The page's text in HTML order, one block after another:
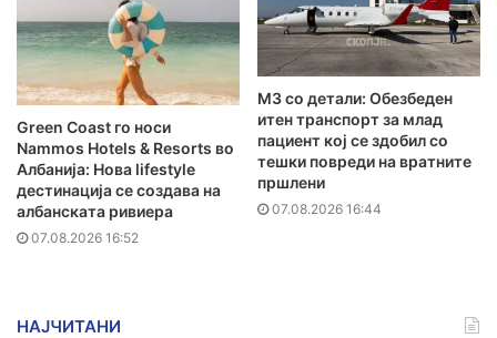
Green Coast го носи
Nammos Hotels & Resorts во
Албанија: Нова lifestyle
дестинација се создава на
албанската ривиера
07.08.2026 16:52
MЗ со детали: Обезбеден
итен транспорт за млад
пациент кој се здобил со
тешки повреди на вратните
пршлени
07.08.2026 16:44
НАЈЧИТАНИ